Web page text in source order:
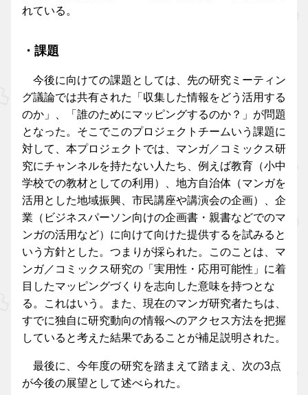
れている。
・課題
今後に向けての課題としては、先の研究ミーティン
グ議論では共有された「収集した情報をどう活用する
のか」、「誰のためにマッピングするのか？」が問題
となった。そこでこのプロジェクトチームいう課題に
対して、本プロジェクトでは、マンガ／コミックス研
究にチャンネルを持たない人たち、例えば教育（小中
学校での教材としての利用）、地方自治体（マンガを
活用とした地域振興、市民講座や講演会の企画）、企
業（ビジネスパーソン向けの企画書・親書などでのマ
ンガの活用など）に向けて向けた提供するを試みると
いう方針とした。つまりが採られた。このことは、マ
ンガ／コミックス研究の「実用性・応用可能性」に着
目したマッピングづくりを志向した意味を持つとな
る。これはいう。また、現在のマンガ研究者たちは、
すでに独自に研究動向の情報へのアクセス方法を把握
していると考えた結果であることが補足説明された。
最後に、今年度の研究を踏まえて踏まえ、次の3点
が今後の展望として述べられた。